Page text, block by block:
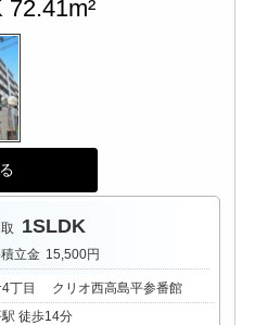
72.41m²
1SLDK
立金 15,500円
4丁目 クリオ西高島平参番館
徒歩14分